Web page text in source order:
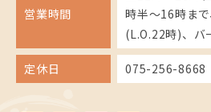
営業時間
時半～16時ま
(L.O.22時)、バ
定休日 075-256-8668